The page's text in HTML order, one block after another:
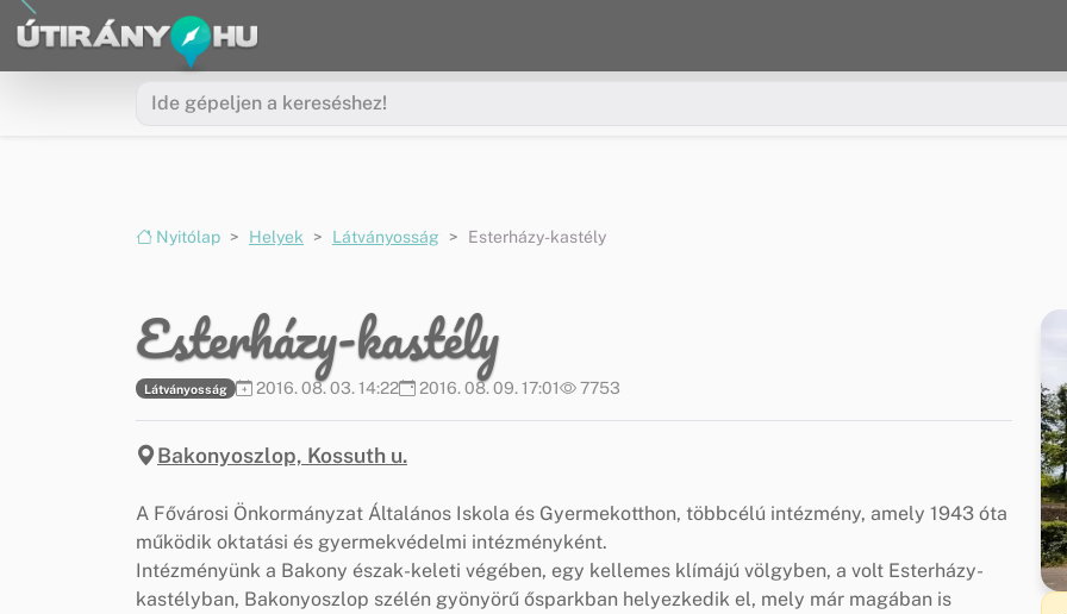
Ugrás a menüre
Ugrás a tartalomra
Nyitólap Helyek Látványosság Esterházy-kastély
Esterházy-kastély
Látványosság 2016. 08. 03. 14:22 2016. 08. 09. 17:01 7753
Bakonyoszlop, Kossuth u.
A Fővárosi Önkormányzat Általános Iskola és Gyermekotthon, többcélú intézmény, amely 1943 óta
működik oktatási és gyermekvédelmi intézményként.
Intézményünk a Bakony észak-keleti végében, egy kellemes klímájú völgyben, a volt Esterházy-
kastélyban, Bakonyoszlop szélén gyönyörű ősparkban helyezkedik el, mely már magában is